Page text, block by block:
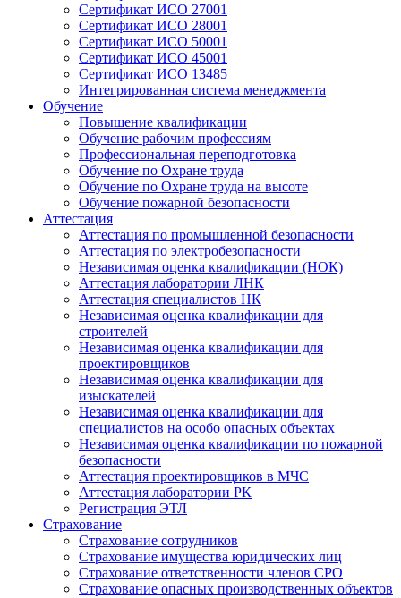
Сертификат ИСО 27001
Сертификат ИСО 28001
Сертификат ИСО 50001
Сертификат ИСО 45001
Сертификат ИСО 13485
Интегрированная система менеджмента
Обучение
Повышение квалификации
Обучение рабочим профессиям
Профессиональная переподготовка
Обучение по Охране труда
Обучение по Охране труда на высоте
Обучение пожарной безопасности
Аттестация
Аттестация по промышленной безопасности
Аттестация по электробезопасности
Независимая оценка квалификации (НОК)
Аттестация лаборатории ЛНК
Аттестация специалистов НК
Независимая оценка квалификации для
строителей
Независимая оценка квалификации для
проектировщиков
Независимая оценка квалификации для
изыскателей
Независимая оценка квалификации для
специалистов на особо опасных объектах
Независимая оценка квалификации по пожарной
безопасности
Аттестация проектировщиков в МЧС
Аттестация лаборатории РК
Регистрация ЭТЛ
Страхование
Страхование сотрудников
Страхование имущества юридических лиц
Страхование ответственности членов СРО
Страхование опасных производственных объектов